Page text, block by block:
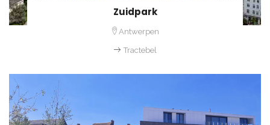
Zuidpark
Antwerpen
Tractebel